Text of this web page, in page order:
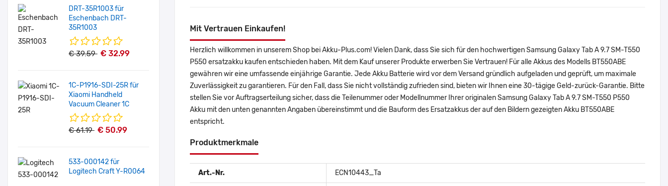
DRT-35R1003 für
Eschenbach DRT-
35R1003
€ 39.59 € 32.99
1C-P1916-SDI-25R für
Xiaomi Handheld
Vacuum Cleaner 1C
€ 61.19 € 50.99
533-000142 für
Logitech Craft Y-R0064
Mit Vertrauen Einkaufen!
Herzlich willkommen in unserem Shop bei Akku-Plus.com! Vielen Dank, dass Sie sich für den hochwertigen Samsung Galaxy Tab A 9.7 SM-T550
P550 ersatzakku kaufen entschieden haben. Mit dem Kauf unserer Produkte erwerben Sie Vertrauen! Für alle Akkus des Modells BT550ABE
gewähren wir eine umfassende einjährige Garantie. Jede Akku Batterie wird vor dem Versand gründlich aufgeladen und geprüft, um maximale
Zuverlässigkeit zu garantieren. Für den Fall, dass Sie nicht vollständig zufrieden sind, bieten wir Ihnen eine 30-tägige Geld-zurück-Garantie. Bitte
stellen Sie vor Auftragserteilung sicher, dass die Teilenummer oder Modellnummer Ihrer originalen Samsung Galaxy Tab A 9.7 SM-T550 P550
Akku mit den unten genannten Angaben übereinstimmt und die Bauform des Ersatzakkus der auf den Bildern gezeigten Akku BT550ABE
entspricht.
Produktmerkmale
Art.-Nr. ECN10443_Ta